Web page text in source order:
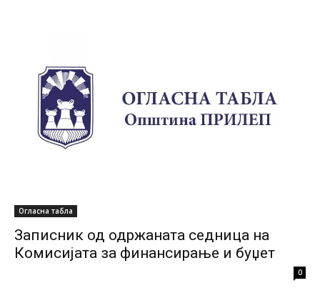
Огласна табла
Записник од одржаната седница на
Комисијата за финансирање и буџет
0